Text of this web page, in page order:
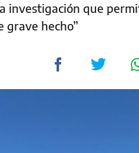
investigación que
grave hecho”